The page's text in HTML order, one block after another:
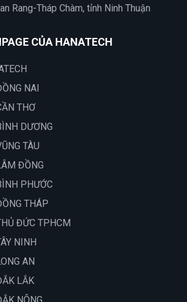
Rang-Tháp Chàm, tỉnh Ninh Thuận
CỦA HANATECH
NAI
THƠ
DƯƠNG
TÀU
ĐỒNG
PHƯỚC
THÁP
ĐỨC TPHCM
NINH
AN
LẮK